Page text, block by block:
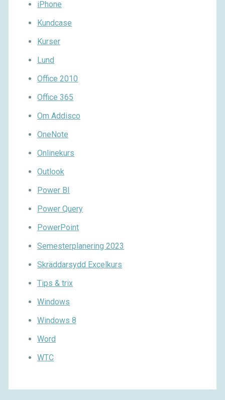
iPhone
Kundcase
Kurser
Lund
Office 2010
Office 365
Om Addisco
OneNote
Onlinekurs
Outlook
Power BI
Power Query
PowerPoint
Semesterplanering 2023
Skräddarsydd Excelkurs
Tips & trix
Windows
Windows 8
Word
WTC